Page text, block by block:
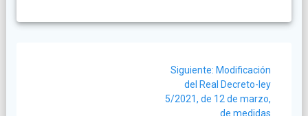
Siguiente: Siguiente
post:
Modificación
del Real Decreto-ley
5/2021, de 12 de marzo,
de medidas